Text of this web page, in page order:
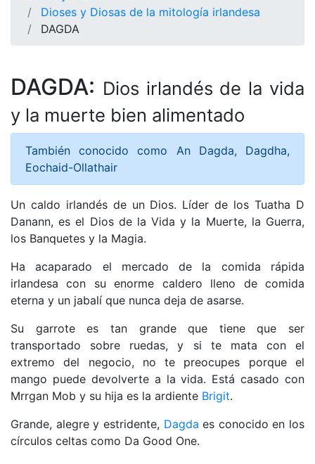
Dioses y Diosas de la mitología irlandesa
DAGDA
DAGDA: Dios irlandés de la vida
y la muerte bien alimentado
También conocido como An Dagda, Dagdha,
Eochaid-Ollathair
Un caldo irlandés de un Dios. Líder de los Tuatha D
Danann, es el Dios de la Vida y la Muerte, la Guerra,
los Banquetes y la Magia.
Ha acaparado el mercado de la comida rápida
irlandesa con su enorme caldero lleno de comida
eterna y un jabalí que nunca deja de asarse.
Su garrote es tan grande que tiene que ser
transportado sobre ruedas, y si te mata con el
extremo del negocio, no te preocupes porque el
mango puede devolverte a la vida. Está casado con
Mrrgan Mob y su hija es la ardiente Brigit.
Grande, alegre y estridente, Dagda es conocido en los
círculos celtas como Da Good One.